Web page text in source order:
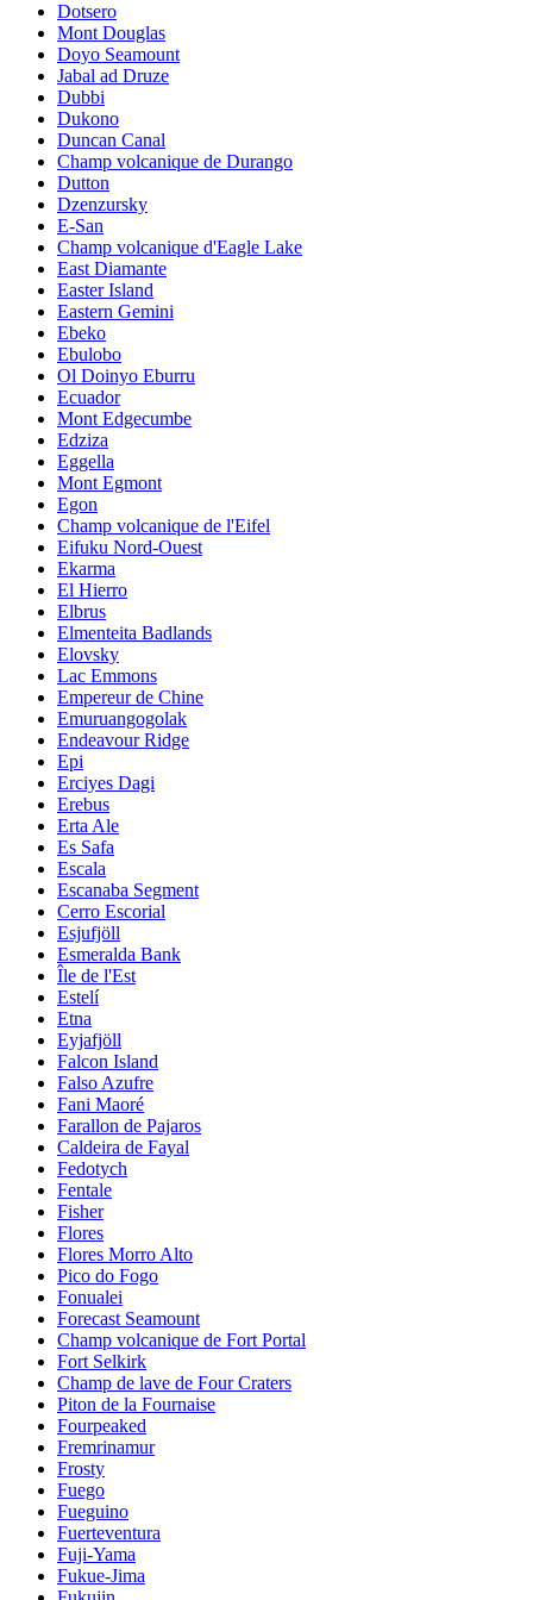
Dotsero
Mont Douglas
Doyo Seamount
Jabal ad Druze
Dubbi
Dukono
Duncan Canal
Champ volcanique de Durango
Dutton
Dzenzursky
E-San
Champ volcanique d'Eagle Lake
East Diamante
Easter Island
Eastern Gemini
Ebeko
Ebulobo
Ol Doinyo Eburru
Ecuador
Mont Edgecumbe
Edziza
Eggella
Mont Egmont
Egon
Champ volcanique de l'Eifel
Eifuku Nord-Ouest
Ekarma
El Hierro
Elbrus
Elmenteita Badlands
Elovsky
Lac Emmons
Empereur de Chine
Emuruangogolak
Endeavour Ridge
Epi
Erciyes Dagi
Erebus
Erta Ale
Es Safa
Escala
Escanaba Segment
Cerro Escorial
Esjufjöll
Esmeralda Bank
Île de l'Est
Estelí
Etna
Eyjafjöll
Falcon Island
Falso Azufre
Fani Maoré
Farallon de Pajaros
Caldeira de Fayal
Fedotych
Fentale
Fisher
Flores
Flores Morro Alto
Pico do Fogo
Fonualei
Forecast Seamount
Champ volcanique de Fort Portal
Fort Selkirk
Champ de lave de Four Craters
Piton de la Fournaise
Fourpeaked
Fremrinamur
Frosty
Fuego
Fueguino
Fuerteventura
Fuji-Yama
Fukue-Jima